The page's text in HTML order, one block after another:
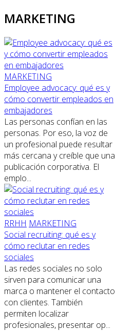
MARKETING
MARKETING
Employee advocacy: qué es y
cómo convertir empleados en
embajadores
Las personas confían en las
personas. Por eso, la voz de
un profesional puede resultar
más cercana y creíble que una
publicación corporativa. El
emplo...
RRHH MARKETING
Social recruiting: qué es y
cómo reclutar en redes
sociales
Las redes sociales no solo
sirven para comunicar una
marca o mantener el contacto
con clientes. También
permiten localizar
profesionales, presentar op...